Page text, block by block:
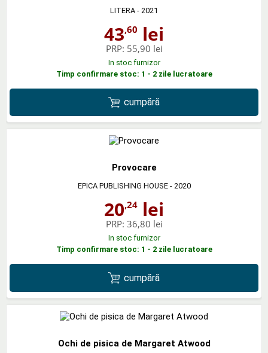
LITERA - 2021
43,60 lei
PRP: 55,90 lei
In stoc furnizor
Timp confirmare stoc: 1 - 2 zile lucratoare
cumpără
Provocare
EPICA PUBLISHING HOUSE- 2020
20,24 lei
PRP: 36,80 lei
In stoc furnizor
Timp confirmare stoc: 1 - 2 zile lucratoare
cumpără
Ochi de pisica de Margaret Atwood